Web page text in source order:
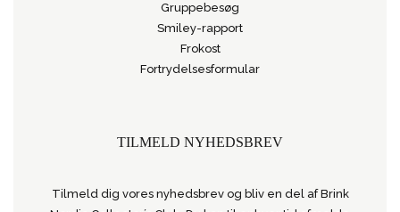
Gruppebesøg
Smiley-rapport
Frokost
Fortrydelsesformular
TILMELD NYHEDSBREV
Tilmeld dig vores nyhedsbrev og bliv en del af Brink